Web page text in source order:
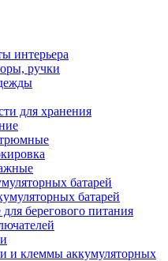
интерьера
ручки
для хранения
батарей
батарей
берегового питания
и клеммы аккумуляторных